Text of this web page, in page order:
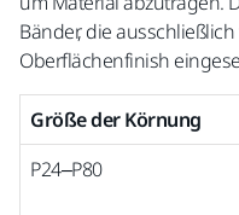
Bänder, die
Oberflächenfinish
Größe der Körnung
P24–P80